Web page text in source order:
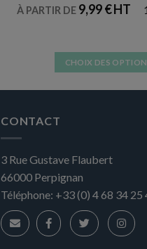
À PARTIR DE 9,99€
CHOIX DES
Les
peuvent
être
choisies
CONTACT
3 Rue Gustave Flaubert
66000 Perpignan
Téléphone: +33 (0) 4 68 34 25